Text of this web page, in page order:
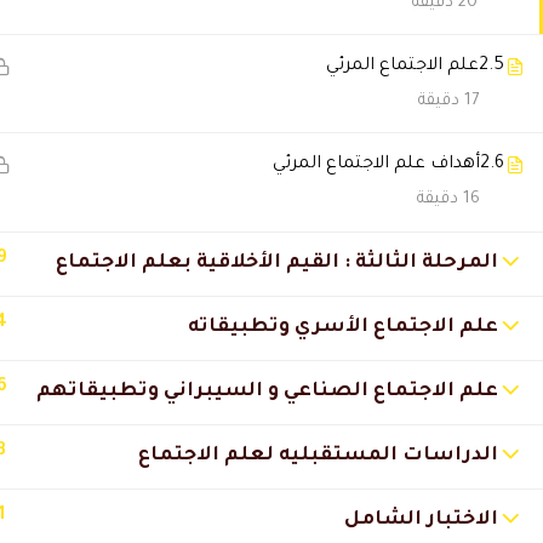
2.5علم الاجتماع المرئي
17 دقيقة
2.6أهداف علم الاجتماع المرئي
16 دقيقة
المرحلة الثالثة : القيم الأخلاقية بعلم الاجتماع
علم الاجتماع الأسري وتطبيقاته
علم الاجتماع الصناعي و السيبراني وتطبيقاتهم
الدراسات المستقبليه لعلم الاجتماع
الاختبار الشامل 1
2021-01-08 7:54 م
🔔 اترك رأيك بعد الدراسة